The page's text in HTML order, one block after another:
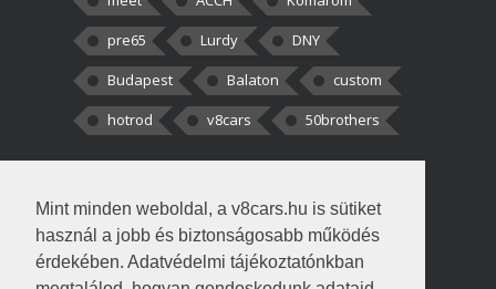
Mint minden weboldal, a v8cars.hu is sütiket
használ a jobb és biztonságosabb működés
érdekében. Adatvédelmi tájékoztatónkban
pre65
Lurdy
DNY
Budapest
Balaton
custom
hotrod
v8cars 50brothers
kortisz:Elszúrtam! Én csak két
darabbaal számoltam. Nem tudtam, hogy fél autót,